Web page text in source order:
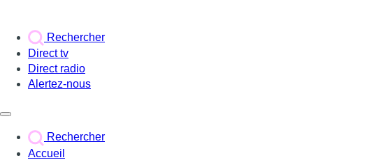
Rechercher
Direct tv
Direct radio
Alertez-nous
Rechercher
Accueil